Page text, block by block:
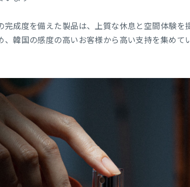
成度を備えた製品は、上質な休息と空間体験を
韓国の感度の高いお客様から⾼い支持を集めてい